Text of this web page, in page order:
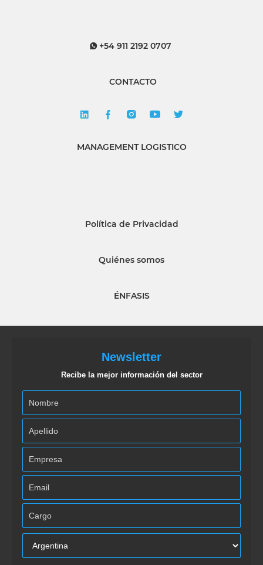
+54 911 2192 0707
CONTACTO
MANAGEMENT LOGISTICO
Política de Privacidad
Quiénes somos
ÉNFASIS
Newsletter
Recibe la mejor información del sector